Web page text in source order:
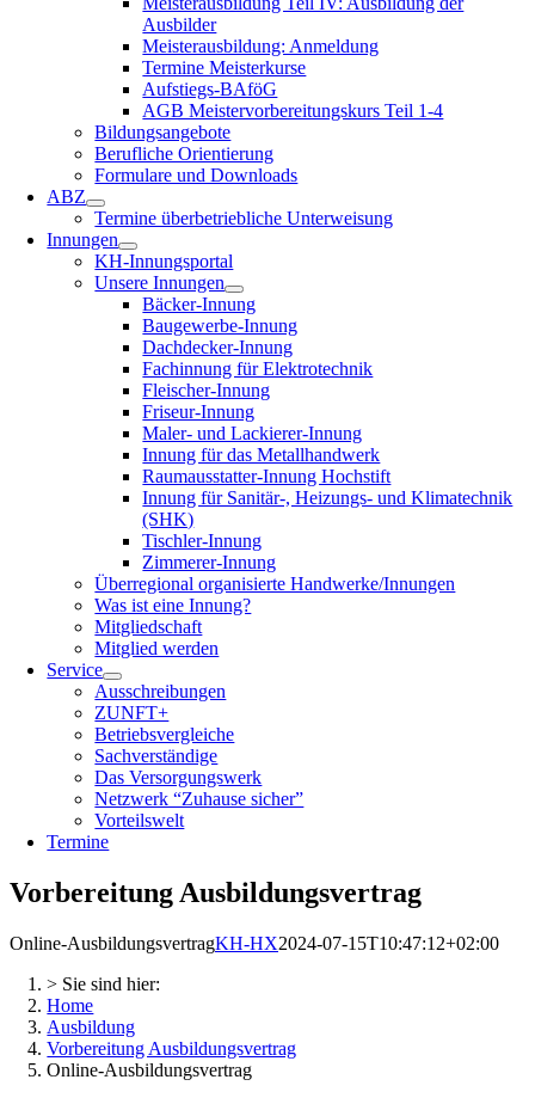
Ausbilder
Meisterausbildung: Anmeldung
Termine Meisterkurse
Aufstiegs-BAföG
AGB Meistervorbereitungskurs Teil 1-4
Bildungsangebote
Berufliche Orientierung
Formulare und Downloads
ABZ
Termine überbetriebliche Unterweisung
Innungen
KH-Innungsportal
Unsere Innungen
Bäcker-Innung
Baugewerbe-Innung
Dachdecker-Innung
Fachinnung für Elektrotechnik
Fleischer-Innung
Friseur-Innung
Maler- und Lackierer-Innung
Innung für das Metallhandwerk
Raumausstatter-Innung Hochstift
Innung für Sanitär-, Heizungs- und Klimatechnik
(SHK)
Tischler-Innung
Zimmerer-Innung
Überregional organisierte Handwerke/Innungen
Was ist eine Innung?
Mitgliedschaft
Mitglied werden
Service
Ausschreibungen
ZUNFT+
Betriebsvergleiche
Sachverständige
Das Versorgungswerk
Netzwerk “Zuhause sicher”
Vorteilswelt
Termine
Vorbereitung Ausbildungsvertrag
Online-AusbildungsvertragKH-HX2024-07-15T10:47:12+02:00
> Sie sind hier:
Home
Ausbildung
Vorbereitung Ausbildungsvertrag
Online-Ausbildungsvertrag